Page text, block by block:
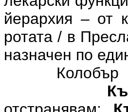
йерархия – от
ротата / в
назначен по
Колобър